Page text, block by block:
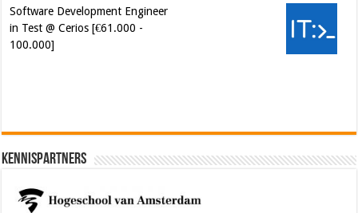
Software Development Engineer
in Test @ Cerios [€61.000 -
100.000]
Kennispartners